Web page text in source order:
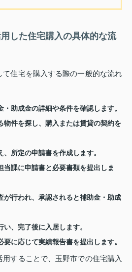
した住宅購入の具体的な流
住宅を購入する際の一般的な流れ
・助成金の詳細や条件を確認します。
物件を探し、購入または賃貸の契約を
、所定の申請書を作成します。
当課に申請書と必要書類を提出しま
が行われ、承認されると補助金・助成
い、完了後に入居します。
要に応じて実績報告書を提出します。
することで、玉野市での住宅購入